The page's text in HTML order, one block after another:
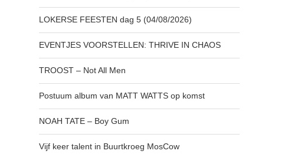
LOKERSE FEESTEN dag 5 (04/08/2026)
EVENTJES VOORSTELLEN: THRIVE IN CHAOS
TROOST – Not All Men
Postuum album van MATT WATTS op komst
NOAH TATE – Boy Gum
Vijf keer talent in Buurtkroeg MosCow